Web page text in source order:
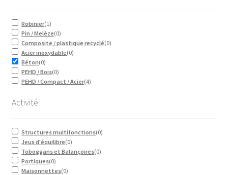
Robinier(1)
Pin / Melèze(0)
Composite / plastique recyclé(0)
Acier inoxydable(0)
Béton(0)
PEHD / Bois(0)
PEHD / Compact / Acier(4)
Activité
Structures multifonctions(0)
Jeux d'équilibre(0)
Toboggans et Balançoires(0)
Portiques(0)
Maisonnettes(0)